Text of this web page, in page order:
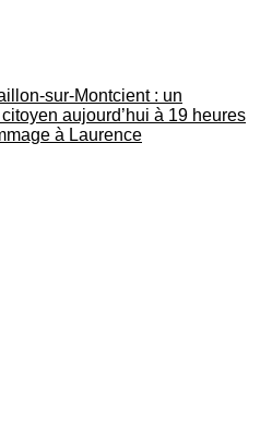
: un
aujourd’hui à 19 heures
à Laurence